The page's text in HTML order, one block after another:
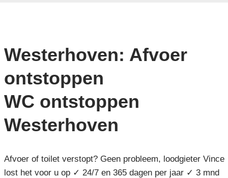
Westerhoven: Afvoer
ontstoppen
WC ontstoppen
Westerhoven
Afvoer of toilet verstopt? Geen probleem, loodgieter Vince
lost het voor u op ✓ 24/7 en 365 dagen per jaar ✓ 3 mnd